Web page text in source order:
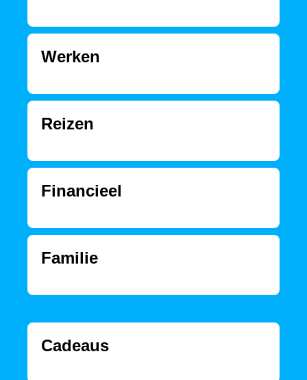
Werken
Reizen
Financieel
Familie
Cadeaus